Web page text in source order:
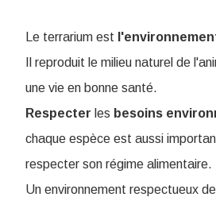
Le terrarium est
Il reproduit le milieu naturel de
une vie en bonne santé.
Respecter les besoins
chaque espèce est aussi
respecter son régime alimentaire.
Un environnement respectueux